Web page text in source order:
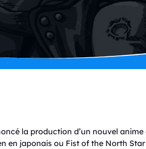
la production d’un nouvel
en japonais ou Fist of the North